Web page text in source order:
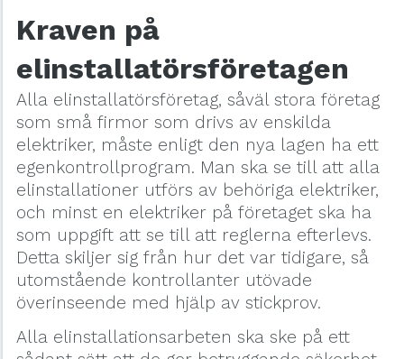
Kraven på
elinstallatörsföretagen
Alla elinstallatörsföretag, såväl stora företag
som små firmor som drivs av enskilda
elektriker, måste enligt den nya lagen ha ett
egenkontrollprogram. Man ska se till att alla
elinstallationer utförs av behöriga elektriker,
och minst en elektriker på företaget ska ha
som uppgift att se till att reglerna efterlevs.
Detta skiljer sig från hur det var tidigare, så
utomstående kontrollanter utövade
överinseende med hjälp av stickprov.
Alla elinstallationsarbeten ska ske på ett